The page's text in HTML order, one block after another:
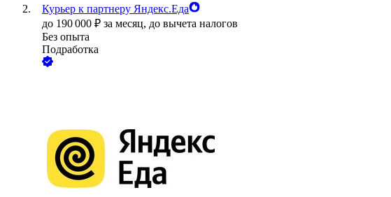
Курьер к партнеру Яндекс.Еда
до 190 000 ₽ за месяц, до вычета налогов
Без опыта
Подработка